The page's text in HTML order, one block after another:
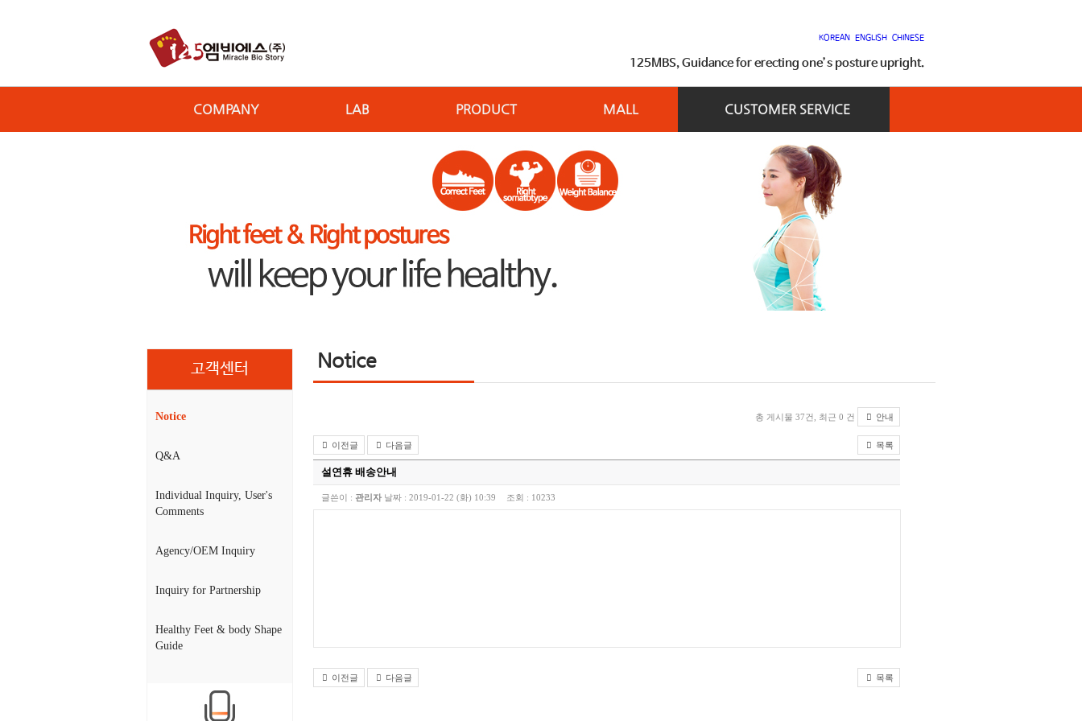
KOREAN ENGLISH CHINESE
125MBS, Guidance for erecting one’s posture upright.
COMPANY LAB PRODUCT MALL CUSTOMER SERVICE
고객센터
Notice
Q&A
Individual Inquiry, User's
Comments
Agency/OEM Inquiry
Inquiry for Partnership
Healthy Feet & body Shape
Guide
Notice
총 게시물 37건, 최근 0 건 안내
이전글 다음글 목록
설연휴 배송안내
글쓴이 : 관리자 날짜 : 2019-01-22 (화) 10:39 조회 : 10233
이전글 다음글 목록